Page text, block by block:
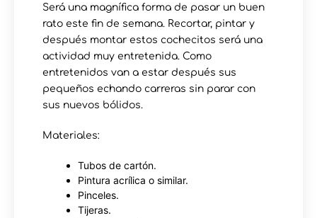
Será una magnífica forma de pasar un buen
rato este fin de semana. Recortar, pintar y
después montar estos cochecitos será una
actividad muy entretenida. Como
entretenidos van a estar después sus
pequeños echando carreras sin parar con
sus nuevos bólidos.
Materiales:
Tubos de cartón.
Pintura acrílica o similar.
Pinceles.
Tijeras.